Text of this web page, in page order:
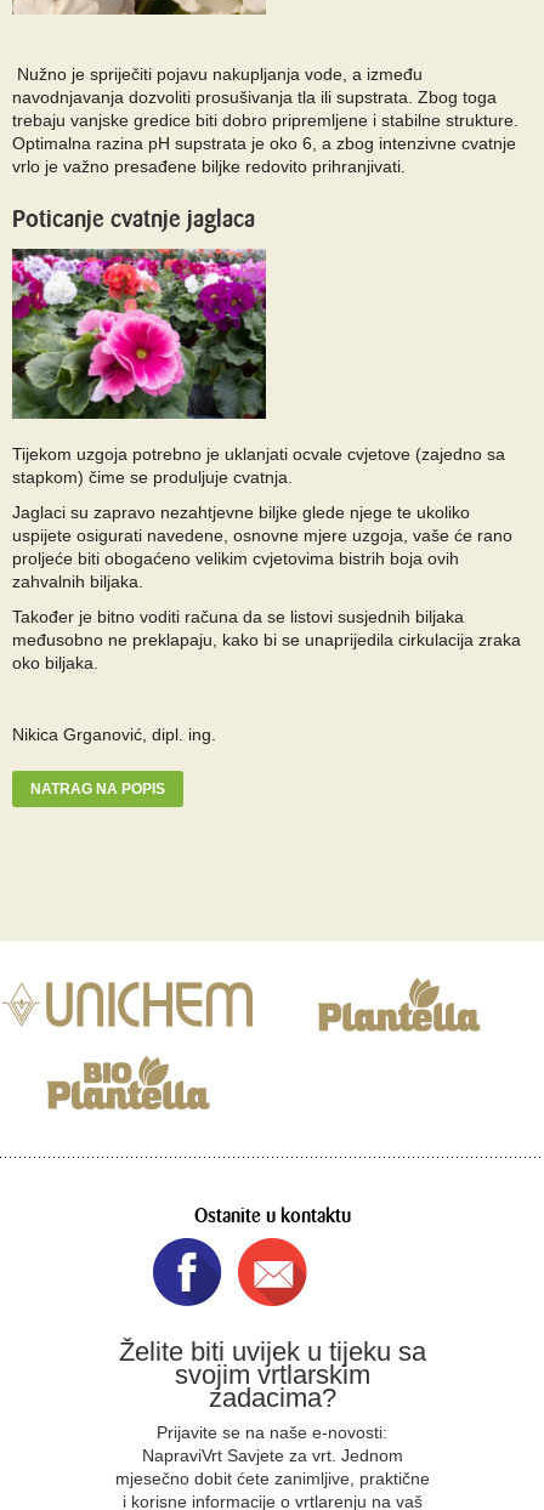
Nužno je spriječiti pojavu nakupljanja vode, a između
navodnjavanja dozvoliti prosušivanja tla ili supstrata. Zbog toga
trebaju vanjske gredice biti dobro pripremljene i stabilne strukture.
Optimalna razina pH supstrata je oko 6, a zbog intenzivne cvatnje
vrlo je važno presađene biljke redovito prihranjivati.
Poticanje cvatnje jaglaca
Tijekom uzgoja potrebno je uklanjati ocvale cvjetove (zajedno sa
stapkom) čime se produljuje cvatnja.
Jaglaci su zapravo nezahtjevne biljke glede njege te ukoliko
uspijete osigurati navedene, osnovne mjere uzgoja, vaše će rano
proljeće biti obogaćeno velikim cvjetovima bistrih boja ovih
zahvalnih biljaka.
Također je bitno voditi računa da se listovi susjednih biljaka
međusobno ne preklapaju, kako bi se unaprijedila cirkulacija zraka
oko biljaka.
Nikica Grganović, dipl. ing.
NATRAG NA POPIS
Ostanite u kontaktu
Želite biti uvijek u tijeku sa
svojim vrtlarskim
zadacima?
Prijavite se na naše e-novosti:
NapraviVrt Savjete za vrt. Jednom
mjesečno dobit ćete zanimljive, praktične
i korisne informacije o vrtlarenju na vaš